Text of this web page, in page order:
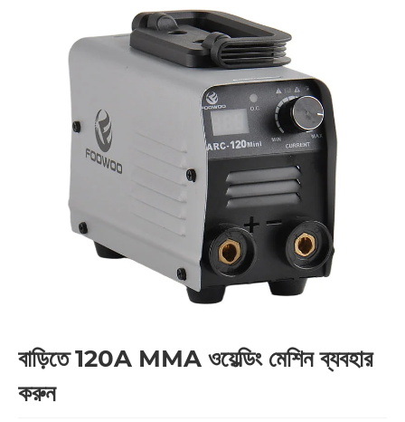
বাড়িতে 120A MMA ওয়েল্ডিং মেশিন ব্যবহার
করুন